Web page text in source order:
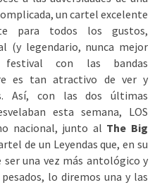
un cartel excelente
para todos los gustos,
(y legendario, nunca mejor
con las bandas
es tan atractivo de ver y
Así, con las dos últimas
esta semana, LOS
nacional, junto al The Big
de un Leyendas que, en su
una vez más antológico y
lo diremos una y las